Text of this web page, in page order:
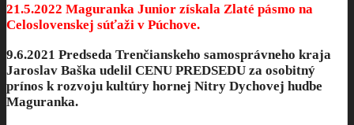
21.5.2022 Maguranka Junior získala Zlaté pásmo na
Celoslovenskej súťaži v Púchove.
9.6.2021 Predseda Trenčianskeho samosprávneho kraja
Jaroslav Baška udelil CENU PREDSEDU za osobitný
prínos k rozvoju kultúry hornej Nitry Dychovej hudbe
Maguranka.